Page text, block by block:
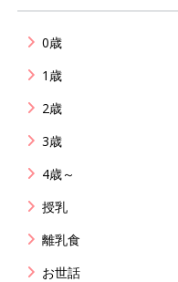
0歳
1歳
2歳
3歳
4歳～
授乳
離乳食
お世話